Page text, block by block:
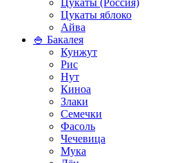
Цукаты яблоко
Айва
🍚 Бакалея
Кунжут
Рис
Нут
Киноа
Злаки
Семечки
Фасоль
Чечевица
Мука